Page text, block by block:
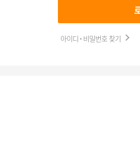
아이디 비밀번호 찾기